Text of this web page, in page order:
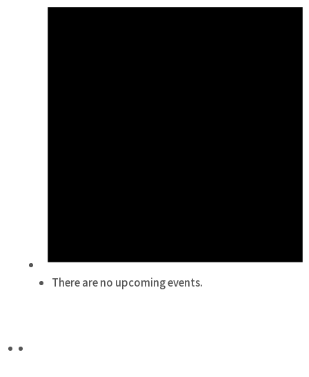
There are no upcoming events.